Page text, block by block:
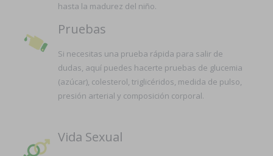
hasta la madurez del niño.
Pruebas
Si necesitas una prueba rápida para salir de
dudas, aquí puedes hacerte pruebas de glucemia
(azúcar), colesterol, triglicéridos, medida de pulso,
presión arterial y composición corporal.
Vida Sexual